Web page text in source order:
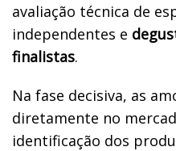
avaliação técnica de
independentes e
finalistas.
Na fase decisiva, as
diretamente no
identificação dos